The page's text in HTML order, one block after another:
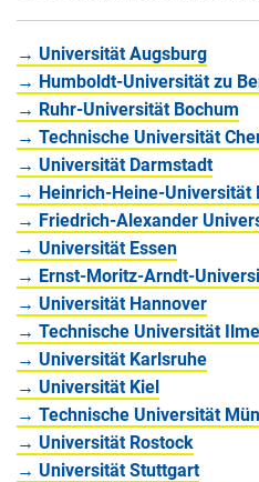
→ Universität Augsburg
→ Humboldt-Universität zu
→ Ruhr-Universität Bochum
→ Technische Universität
→ Universität Darmstadt
→ Heinrich-Heine-Universität
→ Friedrich-Alexander
→ Universität Essen
→ Ernst-Moritz-Arndt-
→ Universität Hannover
→ Technische Universität
→ Universität Karlsruhe
→ Universität Kiel
→ Technische Universität
→ Universität Rostock
→ Universität Stuttgart